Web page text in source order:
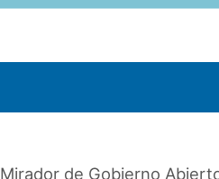
Mirador de Gobierno